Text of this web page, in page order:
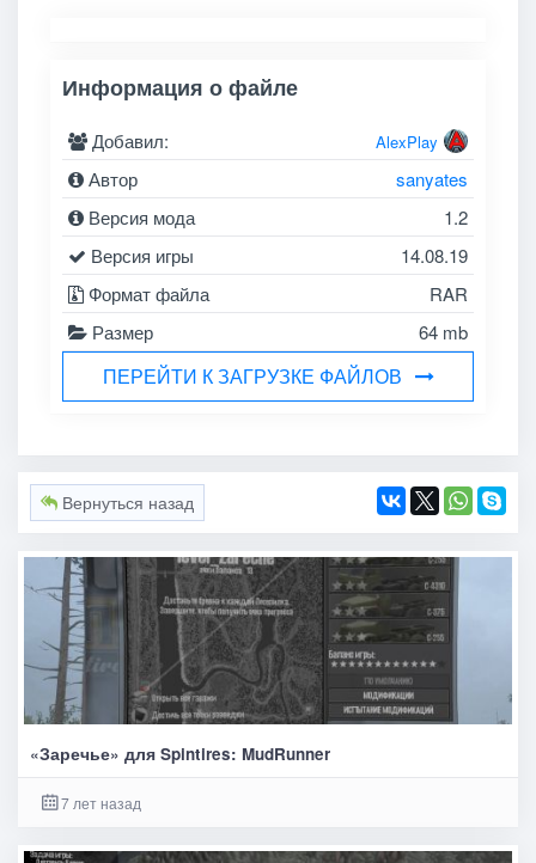
Информация о файле
Добавил: AlexPlay
Автор
sanyates
Версия мода
1.2
Версия игры
14.08.19
Формат файла
RAR
Размер
64 mb
ПЕРЕЙТИ К ЗАГРУЗКЕ ФАЙЛОВ
Вернуться назад
«Заречье» для Spintires: MudRunner
7 лет назад